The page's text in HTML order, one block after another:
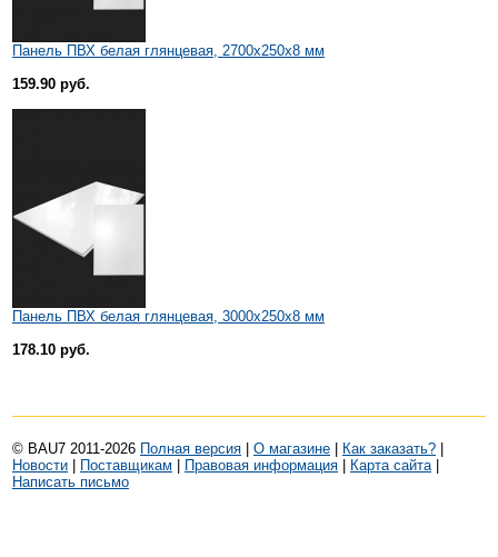
Панель ПВХ белая глянцевая, 2700х250х8 мм
159.90 руб.
Панель ПВХ белая глянцевая, 3000х250х8 мм
178.10 руб.
© BAU7 2011-2026 Полная версия О магазине Как заказать?
Новости
Поставщикам Правовая информация Карта сайта|
Написать письмо